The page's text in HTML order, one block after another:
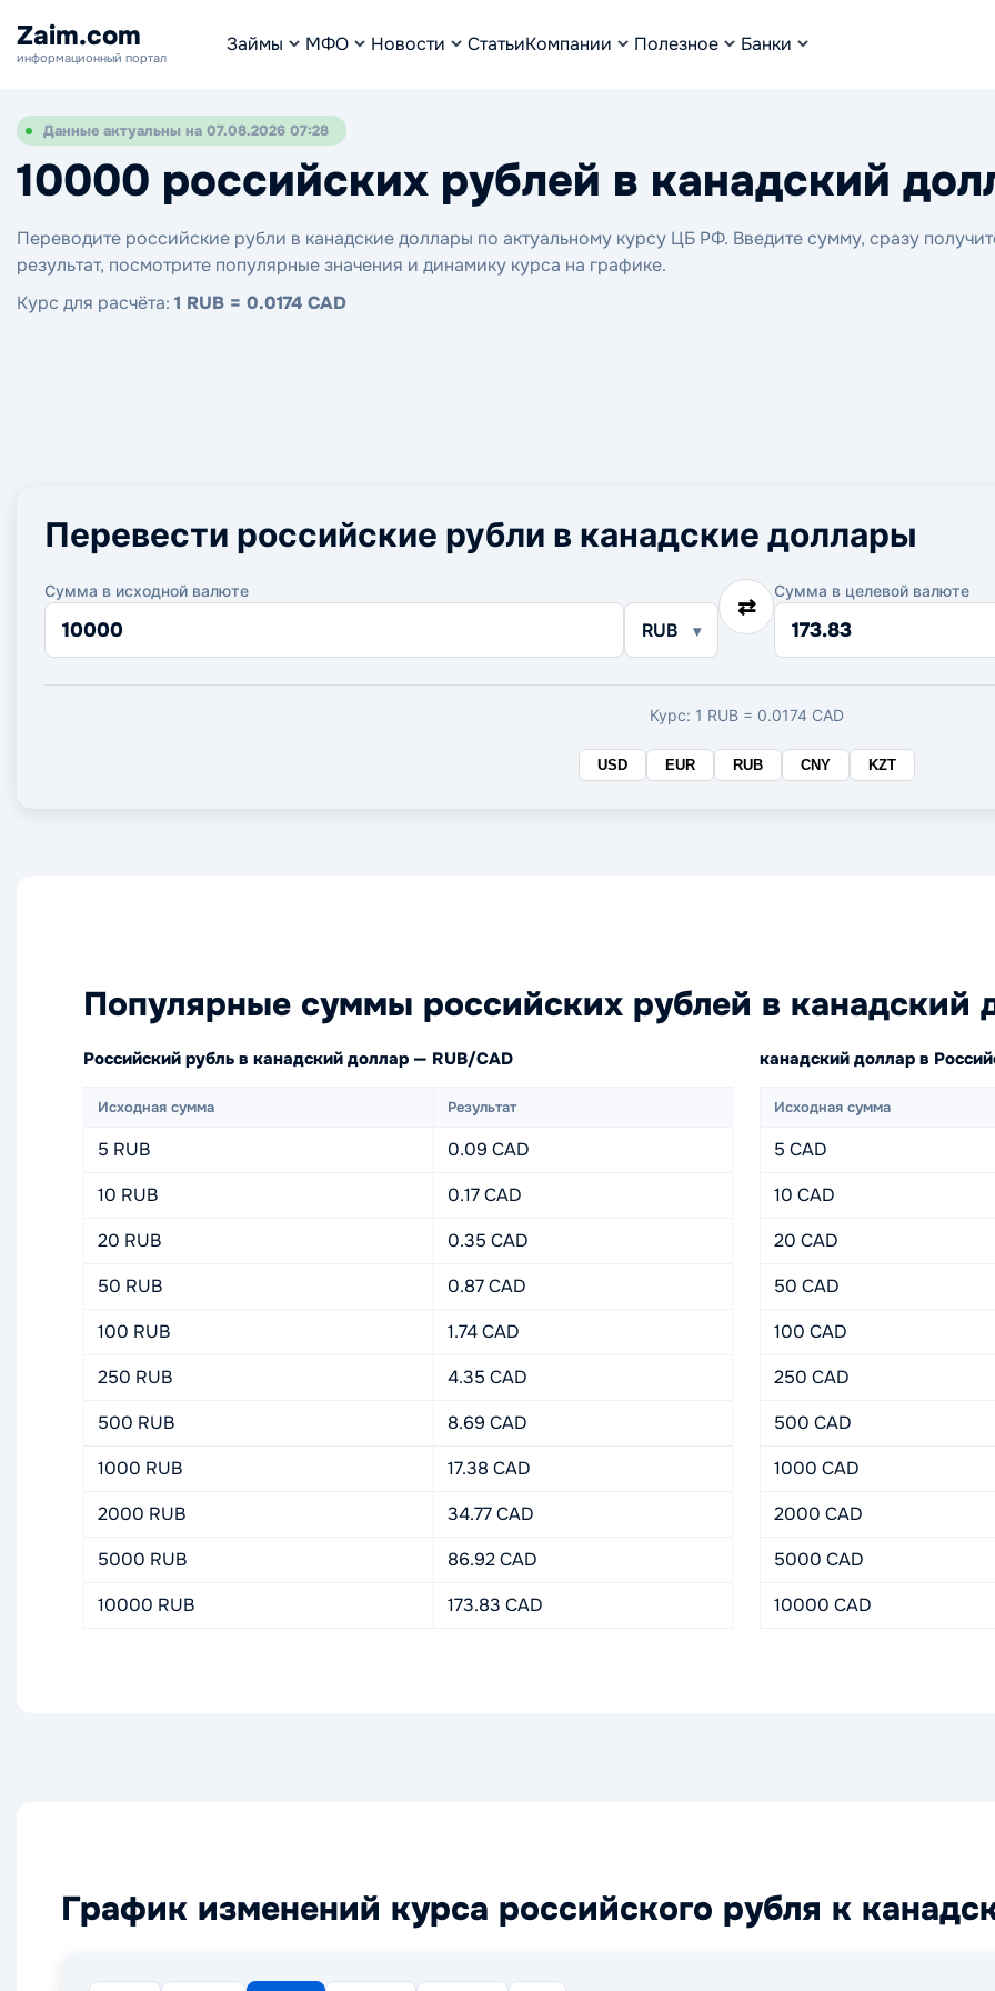
Zaim.com
информационный портал
Займы МФО Новости СтатьиКомпании Полезное Банки
Данные актуальны на 07.08.2026 07:28
10000 российских рублей в канадский
Переводите российские рубли в канадские доллары по актуальному курсу ЦБ РФ. Введите сумму, сразу
результат, посмотрите популярные значения и динамику курса на графике.
Курс для расчёта: 1 RUB = 0.0174 CAD
Перевести российские рубли в канадские доллары
Сумма в исходной валюте
Сумма
RUB
⇄
Сумма в целевой валюте
Сумма
Курс: 1 RUB = 0.0174 CAD
USD EUR RUB CNY KZT
Популярные суммы российских рублей в канадский
Российский рубль в канадский доллар — RUB/CAD
Исходная сумма Результат
5 RUB
0.09 CAD
10 RUB
0.17 CAD
20 RUB
0.35 CAD
50 RUB
0.87 CAD
100 RUB
1.74 CAD
250 RUB
4.35 CAD
500 RUB
8.69 CAD
1000 RUB
17.38 CAD
2000 RUB
34.77 CAD
5000 RUB
86.92 CAD
10000 RUB
173.83 CAD
канадский доллар в
Исходная сумма
5 CAD
10 CAD
20 CAD
50 CAD
100 CAD
250 CAD
500 CAD
1000 CAD
2000 CAD
5000 CAD
10000 CAD
График изменений курса российского рубля к